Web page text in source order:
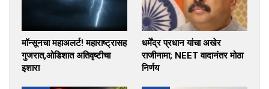
मॉन्सूनचा महाअलर्ट! महाराष्ट्रासह
गुजरात,ओडिशात अतिवृष्टीचा
इशारा
धर्मेंद्र प्रधान यांचा अखेर
राजीनामा; NEET वादानंतर मोठा
निर्णय